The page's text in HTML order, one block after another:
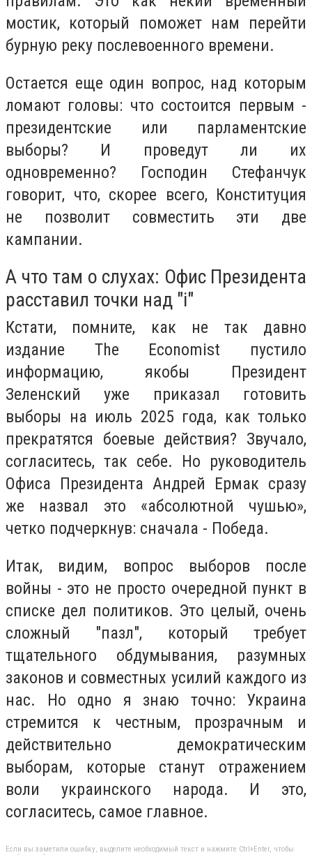
мостик, который поможет нам перейти
бурную реку послевоенного времени.
Остается еще один вопрос, над которым
ломают головы: что состоится первым -
президентские или парламентские
выборы? И проведут ли их
одновременно? Господин Стефанчук
говорит, что, скорее всего, Конституция
не позволит совместить эти две
кампании.
А что там о слухах: Офис Президента
расставил точки над "і"
Кстати, помните, как не так давно
издание The Economist пустило
информацию, якобы Президент
Зеленский уже приказал готовить
выборы на июль 2025 года, как только
прекратятся боевые действия? Звучало,
согласитесь, так себе. Но руководитель
Офиса Президента Андрей Ермак сразу
же назвал это «абсолютной чушью»,
четко подчеркнув: сначала - Победа.
Итак, видим, вопрос выборов после
войны - это не просто очередной пункт в
списке дел политиков. Это целый, очень
сложный "пазл", который требует
тщательного обдумывания, разумных
законов и совместных усилий каждого из
нас. Но одно я знаю точно: Украина
стремится к честным, прозрачным и
действительно демократическим
выборам, которые станут отражением
воли украинского народа. И это,
согласитесь, самое главное.
Если вы заметили ошибку, выделите необходимый текст и нажмите Ctrl+Enter, чтобы